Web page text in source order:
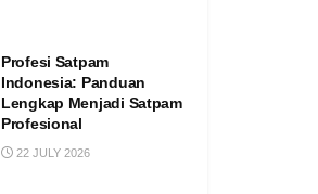
Profesi Satpam
Indonesia: Panduan
Lengkap Menjadi Satpam
Profesional
22 JULY 2026